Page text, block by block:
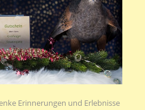
Erinnerungen und Erlebnisse